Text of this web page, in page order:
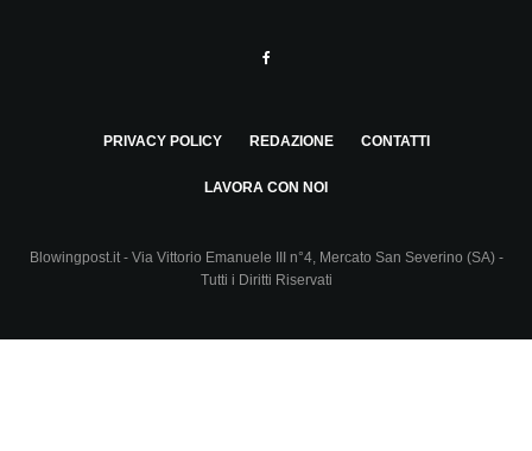
PRIVACY POLICY REDAZIONE CONTATTI
LAVORA CON NOI
Blowingpost.it - Via Vittorio Emanuele III n°4, Mercato San Severino (SA) -
Tutti i Diritti Riservati